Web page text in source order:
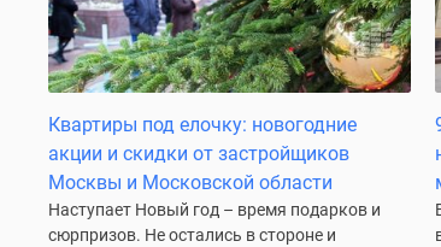
Квартиры
скидками
новостроек
Субсидированная
застройщиком
Квартиры под елочку: новогодние
акции и скидки от застройщиков
Москвы и Московской области
Наступает Новый год – время подарков и
сюрпризов. Не остались в стороне и